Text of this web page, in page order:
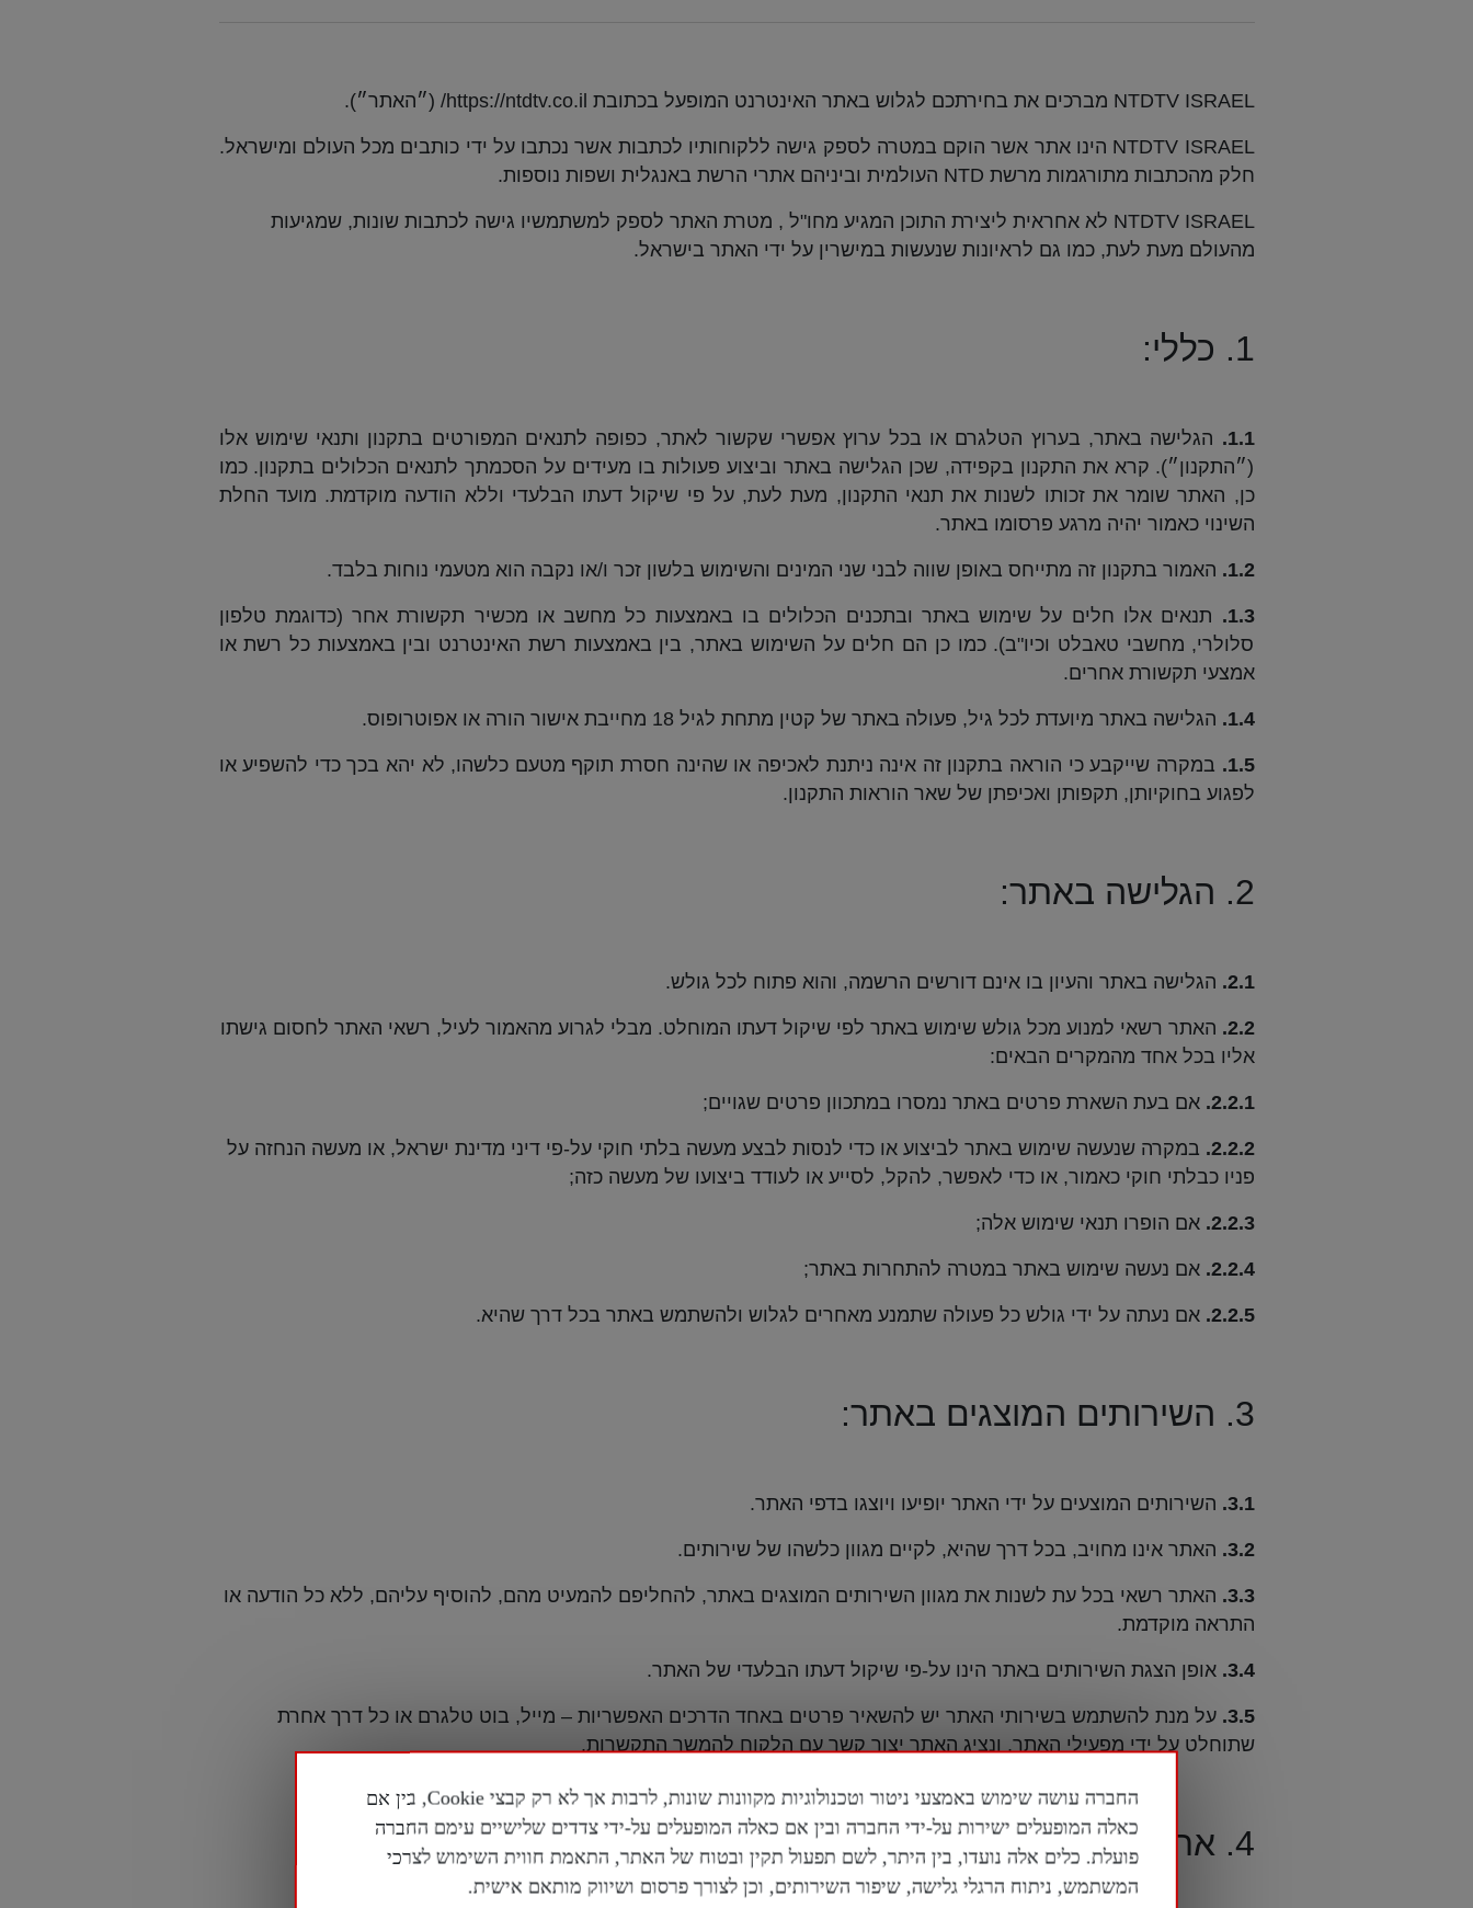
NTDTV ISRAEL מברכים את בחירתכם לגלוש באתר האינטרנט המופעל בכתובת https://ntdtv.co.il/ ( ״האתר״).
NTDTV ISRAEL הינו אתר אשר הוקם במטרה לספק גישה ללקוחותיו לכתבות אשר נכתבו על ידי כותבים מכל העולם ומישראל.
חלק מהכתבות מתורגמות מרשת NTD העולמית וביניהם אתרי הרשת באנגלית ושפות נוספות.
NTDTV ISRAEL לא אחראית ליצירת התוכן המגיע מחו"ל , מטרת האתר לספק למשתמשיו גישה לכתבות שונות,שמגיעות
מהעולם מעת לעת,כמו גם לראיונות שנעשות במישרין על ידי האתר בישראל.
1. כללי:
1.1.
הגלישה באתר, בערוץ הטלגרם או בכל ערוץ אפשרי שקשור לאתר, כפופה לתנאים המפורטים בתקנון ותנאי שימוש אלו
(״התקנון״). קרא את התקנון בקפידה, שכן הגלישה באתר וביצוע פעולות בו מעידים על הסכמתך לתנאים הכלולים בתקנון. כמו
כן, האתר שומר את זכותו לשנות את תנאי התקנון, מעת לעת, על פי שיקול דעתו הבלעדי וללא הודעה מוקדמת. מועד החלת
השינוי כאמור יהיה מרגע פרסומו באתר.
1.2. האמור בתקנון זה מתייחס באופן שווה לבני שני המינים והשימוש בלשון זכר ו/או נקבה הוא מטעמי נוחות בלבד.
1.3.
תנאים אלו חלים על שימוש באתר ובתכנים הכלולים בו באמצעות כל מחשב או מכשיר תקשורת אחר (כדוגמת טלפון
סלולרי, מחשבי טאבלט וכיו"ב). כמו כן הם חלים על השימוש באתר, בין באמצעות רשת האינטרנט ובין באמצעות כל רשת או
אמצעי תקשורת אחרים.
1.4. הגלישה באתר מיועדת לכל גיל, פעולה באתר של קטין מתחת לגיל 18 מחייבת אישור הורה או אפוטרופוס.
1.5.
במקרה שייקבע כי הוראה בתקנון זה אינה ניתנת לאכיפה או שהינה חסרת תוקף מטעם כלשהו, לא יהא בכך כדי להשפיע או
לפגוע בחוקיותן, תקפותן ואכיפתן של שאר הוראות התקנון.
2. הגלישה באתר:
2.1. הגלישה באתר והעיון בו אינם דורשים הרשמה, והוא פתוח לכל גולש.
2.2. האתר רשאי למנוע מכל גולש שימוש באתר לפי שיקול דעתו המוחלט. מבלי לגרוע מהאמור לעיל, רשאי האתר לחסום גישתו
אליו בכל אחד מהמקרים הבאים:
2.2.1. אם בעת השארת פרטים באתר נמסרו במתכוון פרטים שגויים;
2.2.2. במקרה שנעשה שימוש באתר לביצוע או כדי לנסות לבצע מעשה בלתי חוקי על-פי דיני מדינת ישראל, או מעשה הנחזה על
פניו כבלתי חוקי כאמור, או כדי לאפשר, להקל, לסייע או לעודד ביצועו של מעשה כזה;
2.2.3. אם הופרו תנאי שימוש אלה;
2.2.4. אם נעשה שימוש באתר במטרה להתחרות באתר;
2.2.5. אם נעתה על ידי גולש כל פעולה שתמנע מאחרים לגלוש ולהשתמש באתר בכל דרך שהיא.
3. השירותים המוצגים באתר:
3.1. השירותים המוצעים על ידי האתר יופיעו ויוצגו בדפי האתר.
3.2. האתר אינו מחויב, בכל דרך שהיא, לקיים מגוון כלשהו של שירותים.
3.3. האתר רשאי בכל עת לשנות את מגוון השירותים המוצגים באתר, להחליפם להמעיט מהם, להוסיף עליהם, ללא כל הודעה או
התראה מוקדמת.
3.4. אופן הצגת השירותים באתר הינו על-פי שיקול דעתו הבלעדי של האתר.
3.5. על מנת להשתמש בשירותי האתר יש להשאיר פרטים באחד הדרכים האפשריות – מייל, בוט טלגרם או כל דרך אחרת
שתוחלט על ידי מפעילי האתר, ונציג האתר יצור קשר עם הלקוח להמשך התקשרות.
4. אחריות האתר:
החברה עושה שימוש באמצעי ניטור וטכנולוגיות מקוונות שונות, לרבות אך לא רק קבצי Cookie, בין אם
כאלה המופעלים ישירות על-ידי החברה ובין אם כאלה המופעלים על-ידי צדדים שלישיים עימם החברה
פועלת. כלים אלה נועדו, בין היתר, לשם תפעול תקין ובטוח של האתר, התאמת חווית השימוש לצרכי
המשתמש, ניתוח הרגלי גלישה, שיפור השירותים, וכן לצורך פרסום ושיווק מותאם אישית.